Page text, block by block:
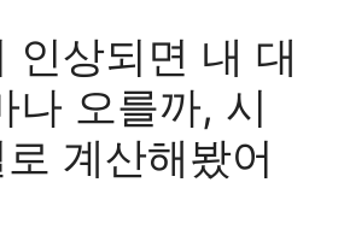
인상되면 내 대
나 오를까, 시
계산해봤어